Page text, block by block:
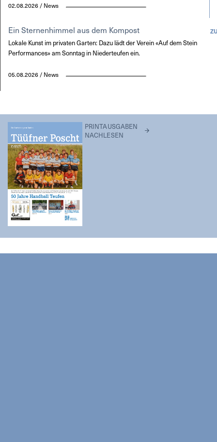
02.08.2026 / News
Ein Sternenhimmel aus dem Kompost
Lokale Kunst im privaten Garten: Dazu lädt der Verein «Auf dem Stein
Performances» am Sonntag in Niederteufen ein.
05.08.2026 / News
PRINTAUSGABEN
NACHLESEN